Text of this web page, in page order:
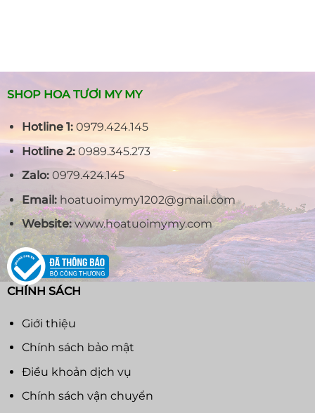
SHOP HOA TƯƠI MY MY
Hotline 1:0979.424.145
Hotline 2:0989.345.273
Zalo:0979.424.145
Email:hoatuoimymy1202@gmail.com
Website:www.hoatuoimymy.com
CHÍNH SÁCH
Giới thiệu
Chính sách bảo mật
Điều khoản dịch vụ
Chính sách vận chuyển